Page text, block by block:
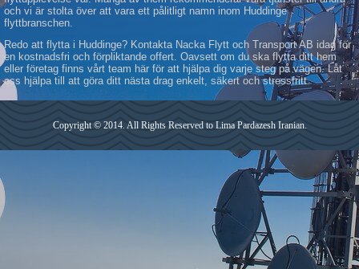
och vi är stolta över att vara ett pålitligt namn inom Huddinge
flyttbranschen.
Redo att flytta i Huddinge? Kontakta Nacka Flytt och Transport AB idag för
en kostnadsfri och förpliktande offert. Oavsett om du ska flytta ditt hem
eller företag finns vårt team här för att hjälpa dig varje steg på vägen. Låt
oss hjälpa till att göra ditt nästa drag enkelt, säkert och stressfritt.
Copyright © 2014. All Rights Reserved to Lima Pardazesh Iranian.